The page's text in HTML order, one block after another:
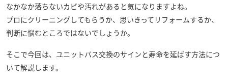
なかなか落ちないカビや汚れがあると気になりますよね。
プロにクリーニングしてもらうか、思いきってリフォームするか、
判断に悩むところではないでしょうか。
そこで今回は、ユニットバス交換のサインと寿命を延ばす方法につ
いて解説します。